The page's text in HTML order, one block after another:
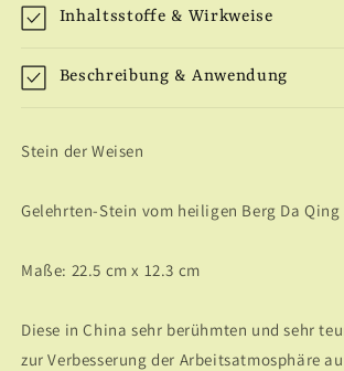
Inhaltsstoffe & Wirkweise
Beschreibung & Anwendung
Stein der Weisen
Gelehrten-Stein vom heiligen Berg Da
Maße: 22.5 cm x 12.3 cm
Diese in China sehr berühmten und sehr
zur Verbesserung der Arbeitsatmosphäre